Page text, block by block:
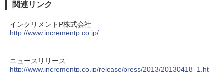
関連リンク
インクリメントP株式会社
http://www.incrementp.co.jp/
ニュースリリース
http://www.incrementp.co.jp/release/press/2013/20130418_1.ht